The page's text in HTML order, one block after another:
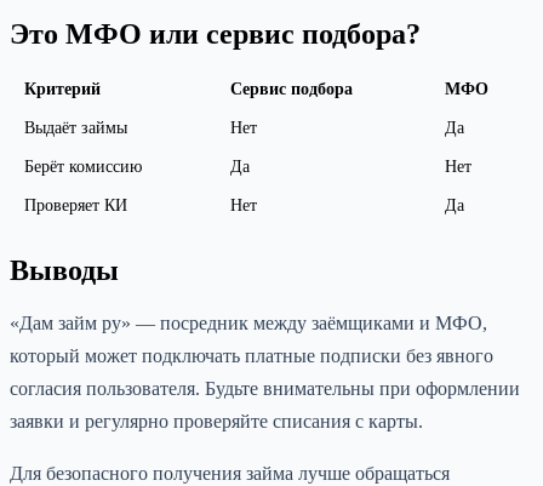
Это МФО или сервис подбора?
Критерий Сервис подбора МФО
Выдаёт займы Нет Да
Берёт комиссию Да Нет
Проверяет КИ Нет Да
Выводы
«Дам займ ру» — посредник между заёмщиками и МФО,
который может подключать платные подписки без явного
согласия пользователя. Будьте внимательны при оформлении
заявки и регулярно проверяйте списания с карты.
Для безопасного получения займа лучше обращаться